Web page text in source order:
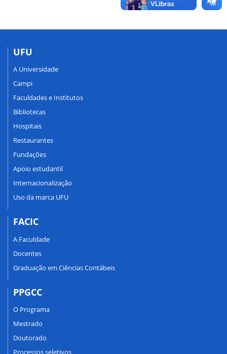
UFU
A Universidade
Campi
Faculdades e Institutos
Bibliotecas
Hospitais
Restaurantes
Fundações
Apoio estudantil
Internacionalização
Uso da marca UFU
FACIC
A Faculdade
Docentes
Graduação em Ciências Contábeis
PPGCC
O Programa
Mestrado
Doutorado
Processos seletivos